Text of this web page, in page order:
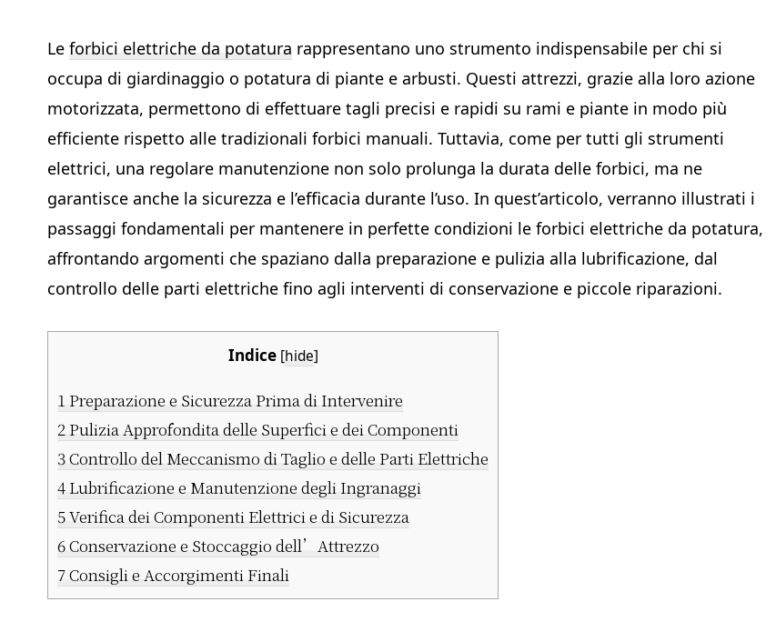
Le forbici elettriche da potatura rappresentano uno strumento indispensabile per chi si
occupa di giardinaggio o potatura di piante e arbusti. Questi attrezzi, grazie alla loro azione
motorizzata, permettono di effettuare tagli precisi e rapidi su rami e piante in modo più
efficiente rispetto alle tradizionali forbici manuali. Tuttavia, come per tutti gli strumenti
elettrici, una regolare manutenzione non solo prolunga la durata delle forbici, ma ne
garantisce anche la sicurezza e l’efficacia durante l’uso. In quest’articolo, verranno illustrati i
passaggi fondamentali per mantenere in perfette condizioni le forbici elettriche da potatura,
affrontando argomenti che spaziano dalla preparazione e pulizia alla lubrificazione, dal
controllo delle parti elettriche fino agli interventi di conservazione e piccole riparazioni.
Indice [hide]
1 Preparazione e Sicurezza Prima di Intervenire
2 Pulizia Approfondita delle Superfici e dei Componenti
3Controllo del Meccanismo di Taglio e delle Parti Elettriche
4 Lubrificazione e Manutenzione degli Ingranaggi
5Verifica dei Componenti Elettrici e di Sicurezza
6Conservazione e Stoccaggio dell’Attrezzo
7Consigli e Accorgimenti Finali